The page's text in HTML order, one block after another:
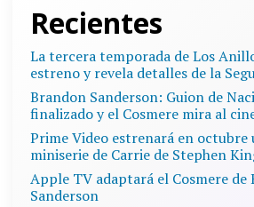
Recientes
La tercera temporada de Los
estreno y revela detalles de la
Brandon Sanderson: Guion de
finalizado y el Cosmere mira al
Prime Video estrenará en octubre
miniserie de Carrie de Stephen
Apple TV adaptará el Cosmere de
Sanderson